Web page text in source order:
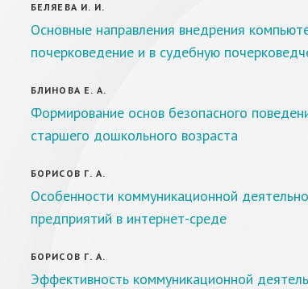
БЕЛЯЕВА И. И.
Основные направления внедрения
почерковедение и в судебную
БЛИНОВА Е. А.
Формирование основ безопасного
старшего дошкольного возраста
БОРИСОВ Г. А.
Особенности коммуникационной
предприятий в интернет-среде
БОРИСОВ Г. А.
Эффективность коммуникационной